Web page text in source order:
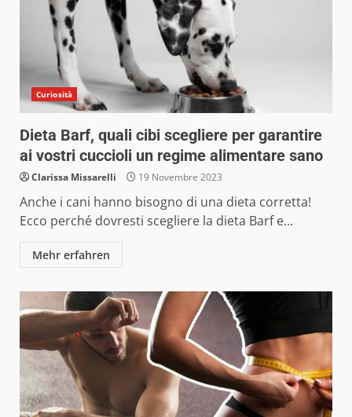
Curiosità
Dieta Barf, quali cibi scegliere per garantire
ai vostri cuccioli un regime alimentare sano
Clarissa Missarelli 19 Novembre 2023
Anche i cani hanno bisogno di una dieta corretta!
Ecco perché dovresti scegliere la dieta Barf e...
Mehr erfahren